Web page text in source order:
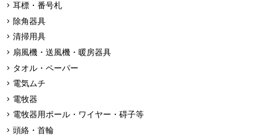
耳標・番号札
除角器具
清掃用具
扇風機・送風機・暖房器具
タオル・ペーパー
電気ムチ
電牧器
電牧器用ポール・ワイヤー・碍子等
頭絡・首輪